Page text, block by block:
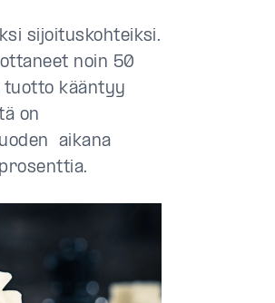
sijoituskohteiksi.
noin 50
tuotto kääntyy
on
aikana